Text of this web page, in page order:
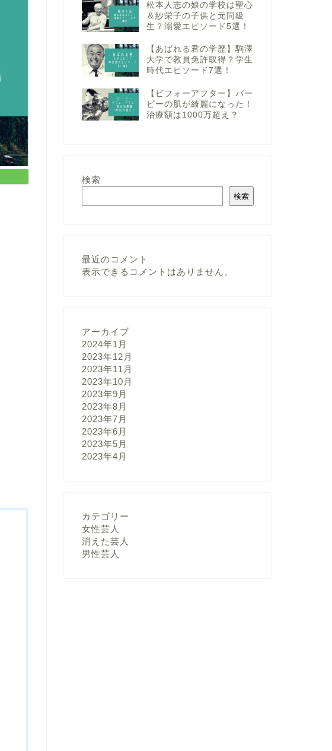
松本人志の娘の学校は聖心
＆紗栄子の子供と元同級
生？溺愛エピソード5選！
【あばれる君の学歴】駒澤
大学で教員免許取得？学生
時代エピソード7選！
【ビフォーアフター】バー
ビーの肌が綺麗になった！
治療額は1000万超え？
検索
検索
最近のコメント
表示できるコメントはありません。
アーカイブ
2024年1月
2023年12月
2023年11月
2023年10月
2023年9月
2023年8月
2023年7月
2023年6月
2023年5月
2023年4月
カテゴリー
女性芸人
消えた芸人
男性芸人